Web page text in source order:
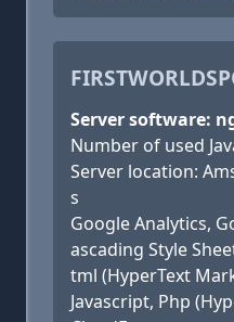
Server software:
Number of used
Server location:
s
Google Analytics,
ascading Style
tml (HyperText
Javascript, Php